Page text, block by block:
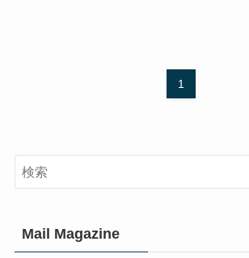
1
Mail Magazine